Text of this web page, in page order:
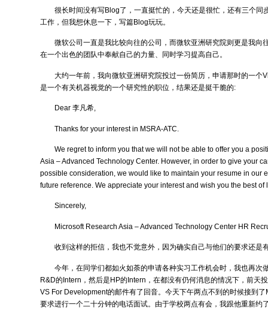
很长时间没有写Blog了，一直挺忙的，今天还是很忙，还有三个同
工作，但我想休息一下，写篇Blog玩玩。
微软公司一直是我比较向往的公司，而微软亚洲研究院则更是我向
在一个出色的团队中奉献自己的力量、同时学习提高自己。
大约一年前，我向微软亚洲研究院投过一份简历，申请那时的一个
是一个有关机器视觉的一个研究性的职位，结果还是挺干脆的:
Dear 李凡希,
Thanks for your interest in MSRA-ATC.
We regret to inform you that we will not be able to offer you a
Asia – Advanced Technology Center. However, in order to give your
possible consideration, we would like to maintain your resume in our
future reference. We appreciate your interest and wish you the best of
Sincerely,
Microsoft Research Asia – Advanced Technology Center HR
收到这样的拒信，我也不觉意外，因为确实自己与他们的要求还是
今年，在同学们都如火如荼的申请各种实习工作机会时，我也再次
R&D的Intern，然后是HP的Intern，在都没有仍何消息的情况下，前天
VS For Development的邮件有了回音。今天下午两点不到的时候接到
要求进行一个二十分钟的电话面试。由于学校两点有会，我跟他重新约